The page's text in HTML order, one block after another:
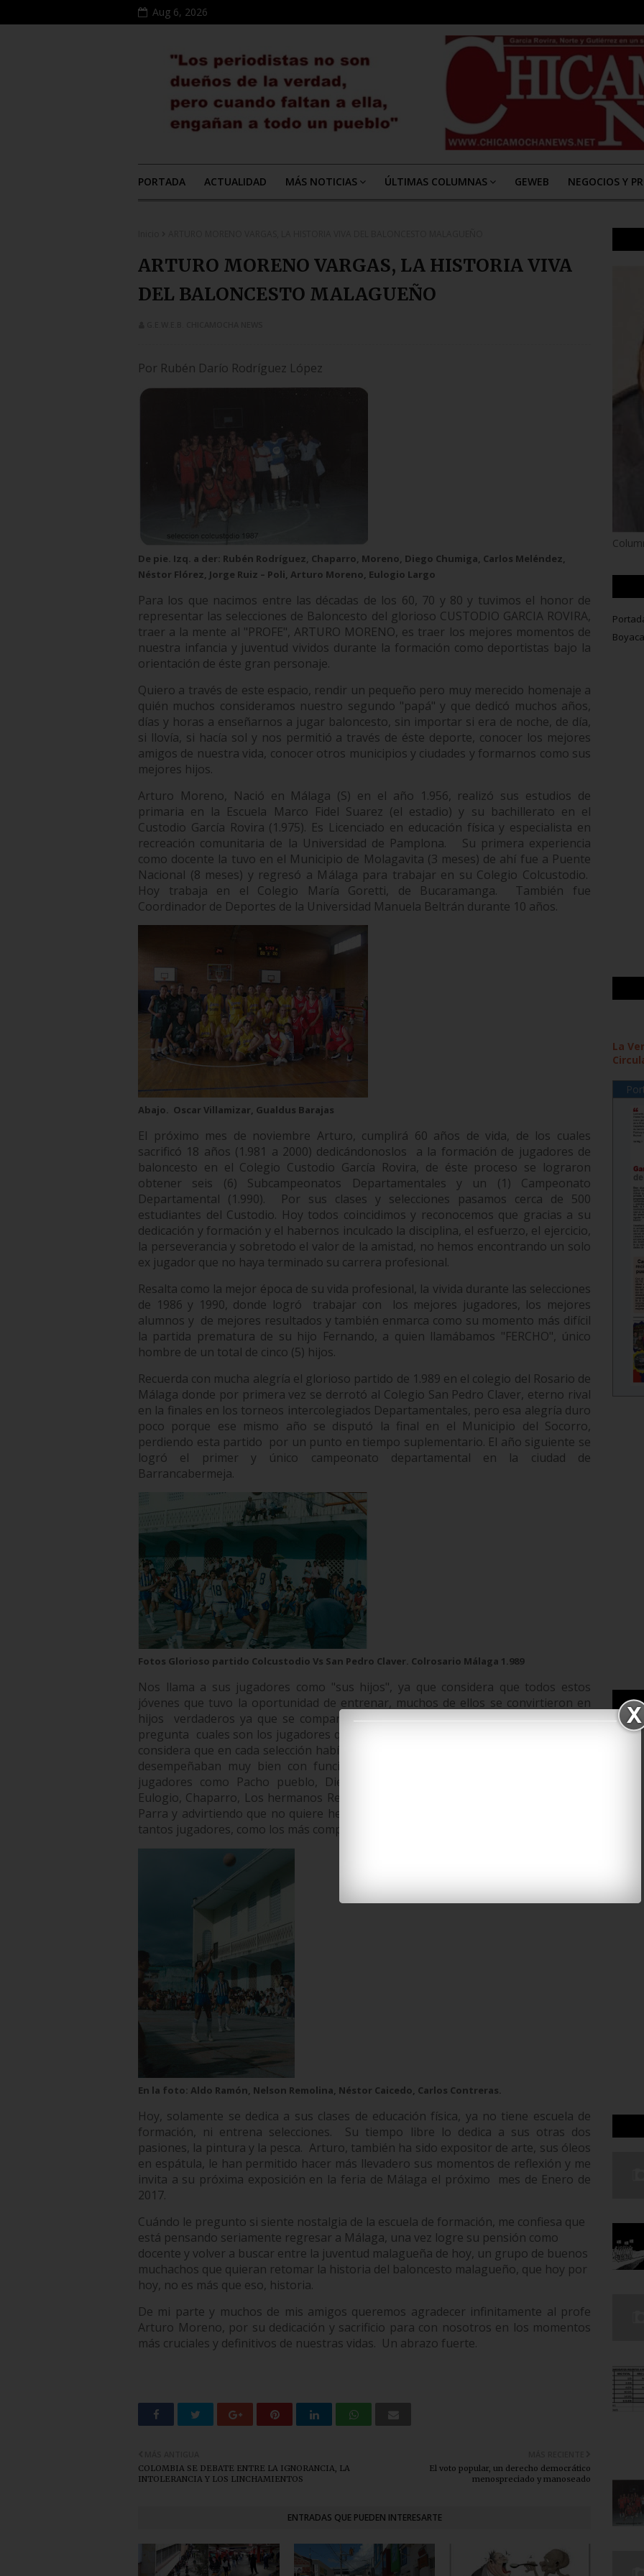
Aug 6, 2026
PORTADA ACTUALIDAD MÁS NOTICIAS ÚLTIMAS COLUMNAS GEWEB NEGOCIOS Y
ARTURO MORENO VARGAS, LA HISTORIA VIVA
DEL BALONCESTO MALAGUEÑO
Por Rubén Darío Rodríguez López
De pie. Izq. a der: Rubén Rodríguez, Chaparro, Moreno, Diego Chumiga, Carlos Meléndez,
Néstor Flórez, Jorge Ruiz – Poli, Arturo Moreno, Eulogio Largo
Para los que nacimos entre las décadas de los 60, 70 y 80 y tuvimos el honor de
representar las selecciones de Baloncesto del glorioso CUSTODIO GARCIA ROVIRA,
traer a la mente al "PROFE", ARTURO MORENO, es traer los mejores momentos de
nuestra infancia y juventud vividos durante la formación como deportistas bajo la
orientación de éste gran personaje.
Quiero a través de este espacio, rendir un pequeño pero muy merecido homenaje a
quién muchos consideramos nuestro segundo "papá" y que dedicó muchos años,
días y horas a enseñarnos a jugar baloncesto, sin importar si era de noche, de día,
si llovía, si hacía sol y nos permitió a través de éste deporte, conocer los mejores
amigos de nuestra vida, conocer otros municipios y ciudades y formarnos como sus
mejores hijos.
Arturo Moreno, Nació en Málaga (S) en el año 1.956, realizó sus estudios de
primaria en la Escuela Marco Fidel Suarez (el estadio) y su bachillerato en el
Custodio García Rovira (1.975). Es Licenciado en educación física y especialista en
recreación comunitaria de la Universidad de Pamplona.
Su primera experiencia
como docente la tuvo en el Municipio de Molagavita (3 meses) de ahí fue a Puente
Nacional (8 meses) y regresó a Málaga para trabajar en su Colegio Colcustodio.
Hoy trabaja en el Colegio María Goretti, de Bucaramanga.
También fue
Coordinador de Deportes de la Universidad Manuela Beltrán durante 10 años.
Abajo. Oscar Villamizar, Gualdus Barajas
El próximo mes de noviembre Arturo, cumplirá 60 años de vida, de los cuales
sacrificó 18 años (1.981 a 2000) dedicándonoslos
a la formación de jugadores de
baloncesto en el Colegio Custodio García Rovira, de éste proceso se lograron
obtener seis (6) Subcampeonatos Departamentales y un (1) Campeonato
Departamental (1.990).
Por sus clases y selecciones pasamos cerca de 500
estudiantes del Custodio. Hoy todos coincidimos y reconocemos que gracias a su
dedicación y formación y el habernos inculcado la disciplina, el esfuerzo, el ejercicio,
la perseverancia y sobretodo el valor de la amistad, no hemos encontrando un solo
ex jugador que no haya terminado su carrera profesional.
Resalta como la mejor época de su vida profesional, la vivida durante las selecciones
de 1986 y 1990, donde logró
trabajar con
los mejores jugadores, los mejores
alumnos y de mejores resultados y también enmarca como su momento más difícil
la partida prematura de su hijo Fernando, a quien llamábamos "FERCHO", único
hombre de un total de cinco (5) hijos.
Recuerda con mucha alegría el glorioso partido de 1.989 en el colegio del Rosario de
Málaga donde por primera vez se derrotó al Colegio San Pedro Claver, eterno rival
en la finales en los torneos intercolegiados Departamentales, pero esa alegría duro
poco porque ese mismo año se disputó la final en el Municipio del Socorro,
perdiendo esta partido por un punto en tiempo suplementario. El año siguiente se
logró el primer y único campeonato departamental en la ciudad de
Barrancabermeja.
Fotos Glorioso partido Colcustodio Vs San Pedro Claver. Colrosario Málaga 1.989
Nos llama a sus jugadores como "sus hijos", ya que considera que todos estos
jóvenes que tuvo la oportunidad de entrenar, muchos de ellos se convirtieron en
hijos
verdaderos ya que se compartía totalmente el tiempo libre.
Cuándo se le
pregunta cuales son los jugadores que más recuerda, no quisiera clasificar porque
considera que en cada selección habían tres o cuatro que marcaban diferencia y se
desempeñaban muy bien con funciones diferentes, pero se atreve a nombrar
jugadores como Pacho pueblo, Diego Chumiga, Edgar Tine, Gualdus Barajas,
Eulogio, Chaparro, Los hermanos Remolina (Emilio, Fernando y Nelson), Aldo, Ciro
Parra y advirtiendo que no quiere herir susceptibilidades, considera que dentro de
tantos jugadores, como los más completos a Rafico Ibáñez y Nelson Correa (Avia).
En la foto: Aldo Ramón, Nelson Remolina, Néstor Caicedo, Carlos Contreras.
Hoy, solamente se dedica a sus clases de educación física, ya no tiene escuela de
formación, ni entrena selecciones.
Su tiempo libre lo dedica a sus otras dos
pasiones, la pintura y la pesca. Arturo, también ha sido expositor de arte, sus óleos
en espátula, le han permitido hacer más llevadero sus momentos de reflexión y me
invita a su próxima exposición en la feria de Málaga el próximo
mes de Enero de
2017.
Cuándo le pregunto si siente nostalgia de la escuela de formación, me confiesa que
está pensando seriamente regresar a Málaga, una vez logre su pensión como
docente y volver a buscar entre la juventud malagueña de hoy, un grupo de buenos
muchachos que quieran retomar la historia del baloncesto malagueño, que hoy por
hoy, no es más que eso, historia.
De mi parte y muchos de mis amigos queremos agradecer infinitamente al profe
Arturo Moreno, por su dedicación y sacrificio para con nosotros en los momentos
más cruciales y definitivos de nuestras vidas. Un abrazo fuerte.
El voto popular, un derecho democrático
menospreciado y manoseado
COLOMBIA SE DEBATE ENTRE LA IGNORANCIA, LA
INTOLERANCIA Y LOS LINCHAMIENTOS
ENTRADAS QUE PUEDEN INTERESARTE
Boyaca
La